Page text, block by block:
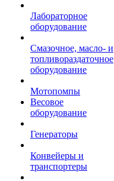
Лабораторное
оборудование
Смазочное, масло- и
топливораздаточное
оборудование
Мотопомпы
Весовое
оборудование
Генераторы
Конвейеры и
транспортеры